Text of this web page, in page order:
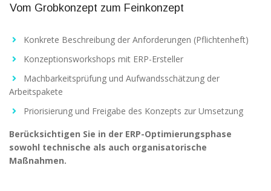
Vom Grobkonzept zum Feinkonzept
Konkrete Beschreibung der Anforderungen (Pflichtenheft)
Konzeptionsworkshops mit ERP-Ersteller
Machbarkeitsprüfung und Aufwandsschätzung der
Arbeitspakete
Priorisierung und Freigabe des Konzepts zur Umsetzung
Berücksichtigen Sie in der ERP-Optimierungsphase
sowohl technische als auch organisatorische
Maßnahmen.